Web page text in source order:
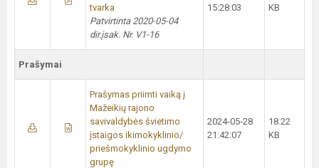
tvarka
Patvirtinta 2020-05-04
dir.įsak. Nr. V1-16
15:28:03 KB
Prašymai
Prašymas priimti vaiką į
Mažeikių rajono
savivaldybės švietimo
įstaigos ikimokyklinio/
priešmokyklinio ugdymo
grupę
2024-05-28
21:42:07
18.22
KB